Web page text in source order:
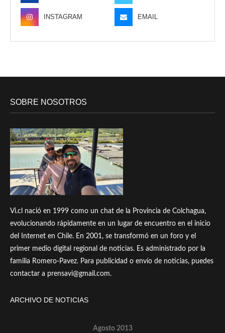
INSTAGRAM EMAIL
SOBRE NOSOTROS
Vi.cl nació en 1999 como un chat de la Provincia de Colchagua,
evolucionando rápidamente en un lugar de encuentro en el inicio
del Internet en Chile. En 2001, se transformó en un foro y el
primer medio digital regional de noticias. Es administrado por la
familia Romero-Pavez. Para publicidad o envío de noticias, puedes
contactar a prensavi@gmail.com.
ARCHIVO DE NOTICIAS
Agosto 2013